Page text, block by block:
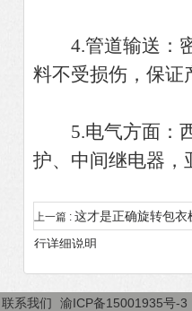
4.管道输送：密
料不受损伤，保证
5.电气方面：西
护、中间继电器，
上一篇 : 这才是正确旋转包衣
行详细说明
联系我们 渝ICP备15001935号-3